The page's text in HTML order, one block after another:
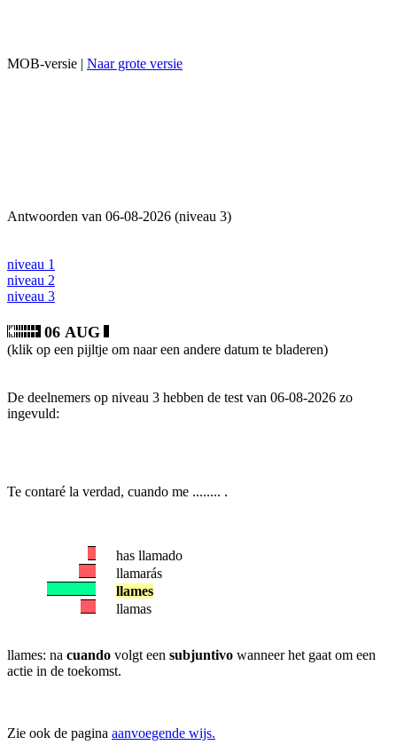
MOB-versie | Naar grote versie
Antwoorden van 06-08-2026 (niveau 3)
niveau 1
niveau 2
niveau 3
06 AUG
(klik op een pijltje om naar een andere datum te bladeren)
De deelnemers op niveau 3 hebben de test van 06-08-2026 zo
ingevuld:
Te contaré la verdad, cuando me ........ .
has llamado
llamarás
llames
llamas
llames: na cuando volgt een subjuntivo wanneer het gaat om een
actie in de toekomst.
Zie ook de pagina aanvoegende wijs.